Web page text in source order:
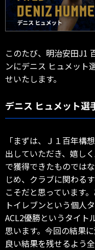
このたび、明治安田J1
ンにデニス ヒュメット
せいたします。
デニス ヒュメット選
「まずは、Ｊ１百年構
出していただき、嬉し
で獲得できたものでは
じめ、クラブに関わる
こそだと思っています
トイレブンという個人
ACL2優勝というタイト
思います。今回の結果
良い結果を残せるよう